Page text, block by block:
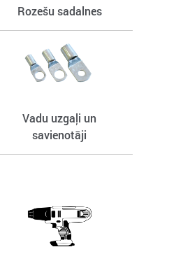
Rozešu sadalnes
Vadu uzgaļi un
savienotāji